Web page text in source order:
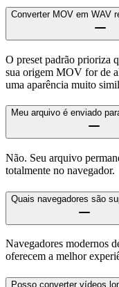
Converter MOV em WAV
O preset padrão prioriza
sua origem MOV for de
uma aparência muito
Meu arquivo é enviado
Não. Seu arquivo
totalmente no navegador.
Quais navegadores são
Navegadores modernos
oferecem a melhor
Posso converter vídeos